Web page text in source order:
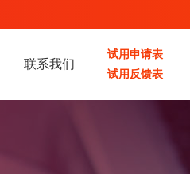
联系我们
试用申请表
试用反馈表